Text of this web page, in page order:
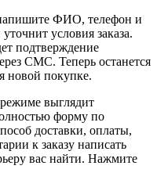
ФИО, телефон и
условия заказа.
подтверждение
СМС. Теперь останется
новой покупке.
выглядит
форму по
доставки, оплаты,
к заказу написать
вас найти. Нажмите